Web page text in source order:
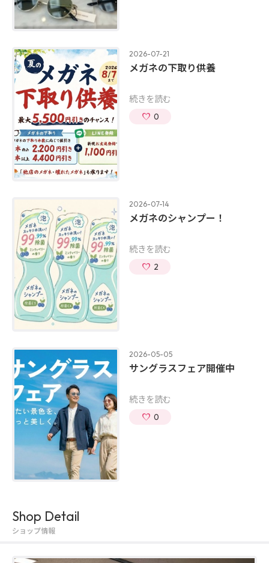
2026-07-21
メガネの下取り供養
続きを読む
0
2026-07-14
メガネのシャンプー！
続きを読む
2
2026-05-05
サングラスフェア開催中
続きを読む
0
Shop Detail
ショップ情報